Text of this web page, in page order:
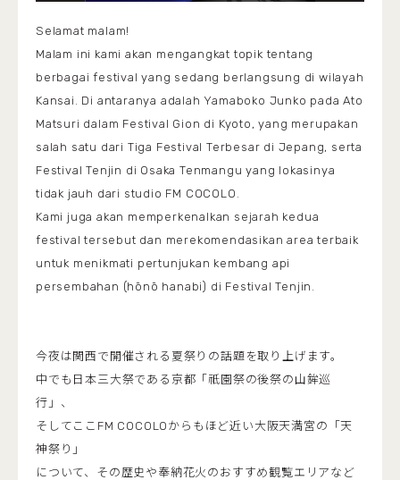
Selamat malam!
Malam ini kami akan mengangkat topik tentang
berbagai festival yang sedang berlangsung di wilayah
Kansai. Di antaranya adalah Yamaboko Junko pada Ato
Matsuri dalam Festival Gion di Kyoto, yang merupakan
salah satu dari Tiga Festival Terbesar di Jepang, serta
Festival Tenjin di Osaka Tenmangu yang lokasinya
tidak jauh dari studio FM COCOLO.
Kami juga akan memperkenalkan sejarah kedua
festival tersebut dan merekomendasikan area terbaik
untuk menikmati pertunjukan kembang api
persembahan (hōnō hanabi) di Festival Tenjin.
今夜は関西で開催される夏祭りの話題を取り上げます。
中でも日本三大祭である京都「祇園祭の後祭の山鉾巡
行」、
そしてここFM COCOLOからもほど近い大阪天満宮の「天
神祭り」
について、その歴史や奉納花火のおすすめ観覧エリアなど